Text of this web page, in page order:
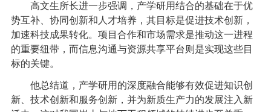
高文生所长进一步强调，产学研用结合的基础在于优
势互补、协同创新和人才培养，其目标是促进技术创新，
加速科技成果转化。项目合作和市场需求是推动这一进程
的重要纽带，而信息沟通与资源共享平台则是实现这些目
标的关键。
他总结道，产学研用的深度融合能够有效促进知识创
新、技术创新和服务创新，并为新质生产力的发展注入新